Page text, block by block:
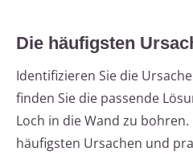
Die häufigsten
Identifizieren Sie die
finden Sie die passende
Loch in die Wand zu
häufigsten Ursachen und